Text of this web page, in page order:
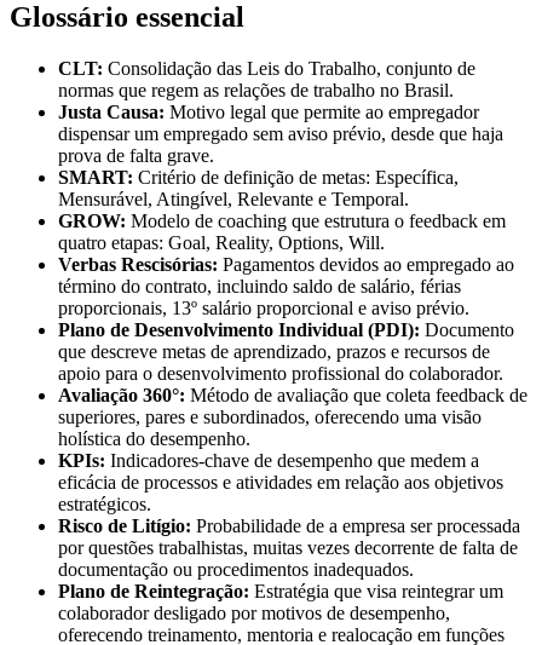
Glossário essencial
CLT: Consolidação das Leis do Trabalho, conjunto de
normas que regem as relações de trabalho no Brasil.
Justa Causa: Motivo legal que permite ao empregador
dispensar um empregado sem aviso prévio, desde que haja
prova de falta grave.
SMART: Critério de definição de metas: Específica,
Mensurável, Atingível, Relevante e Temporal.
GROW: Modelo de coaching que estrutura o feedback em
quatro etapas: Goal, Reality, Options, Will.
Verbas Rescisórias: Pagamentos devidos ao empregado ao
término do contrato, incluindo saldo de salário, férias
proporcionais, 13º salário proporcional e aviso prévio.
Plano de Desenvolvimento Individual (PDI): Documento
que descreve metas de aprendizado, prazos e recursos de
apoio para o desenvolvimento profissional do colaborador.
Avaliação 360°: Método de avaliação que coleta feedback de
superiores, pares e subordinados, oferecendo uma visão
holística do desempenho.
KPIs: Indicadores-chave de desempenho que medem a
eficácia de processos e atividades em relação aos objetivos
estratégicos.
Risco de Litígio: Probabilidade de a empresa ser processada
por questões trabalhistas, muitas vezes decorrente de falta de
documentação ou procedimentos inadequados.
Plano de Reintegração: Estratégia que visa reintegrar um
colaborador desligado por motivos de desempenho,
oferecendo treinamento, mentoria e realocação em funções